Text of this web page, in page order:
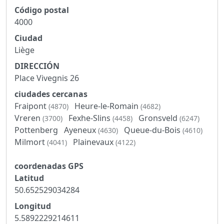
Código postal
4000
Ciudad
Liège
DIRECCIÓN
Place Vivegnis 26
ciudades cercanas
Fraipont (4870) Heure-le-Romain (4682)
Vreren (3700) Fexhe-Slins (4458) Gronsveld (6247)
Pottenberg Ayeneux (4630) Queue-du-Bois (4610)
Milmort (4041) Plainevaux (4122)
coordenadas GPS
Latitud
50.652529034284
Longitud
5.5892229214611